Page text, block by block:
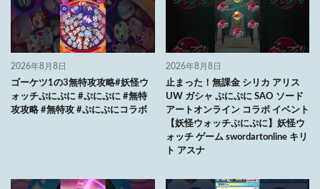
2026年8月8日
ゴーケツ1の3無特攻攻略#妖怪ウ
ォッチぷにぷに #ぷにぷに #無特
攻攻略 #無特攻 #ぷにぷにコラボ
2026年8月8日
止まった！無課金 シリカ アリス
UW ガシャ ぷにぷに SAO ソード
アートオンライン コラボ イベント
【妖怪ウォッチぷにぷに】妖怪ウ
ォッチ ゲーム swordartonline キリ
ト アスナ